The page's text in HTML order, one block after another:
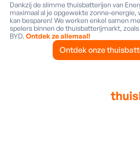
Dankzij de slimme thuisbatterijen van
maximaal al je opgewekte zonne-energie,
kan besparen! We werken enkel samen
spelers binnen de thuisbatterijmarkt,
BYD. Ontdek ze allemaal!
Ontdek onze